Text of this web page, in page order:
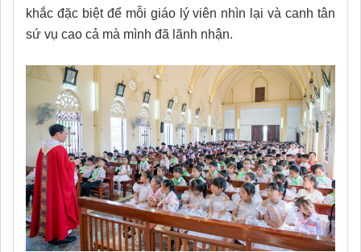
khắc đặc biệt để mỗi giáo lý viên nhìn lại và canh tân
sứ vụ cao cả mà mình đã lãnh nhận.